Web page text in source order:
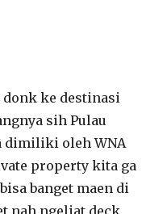
donk ke destinasi
sih Pulau
dimiliki oleh WNA
property kita ga
banget maen di
nah ngeliat deck